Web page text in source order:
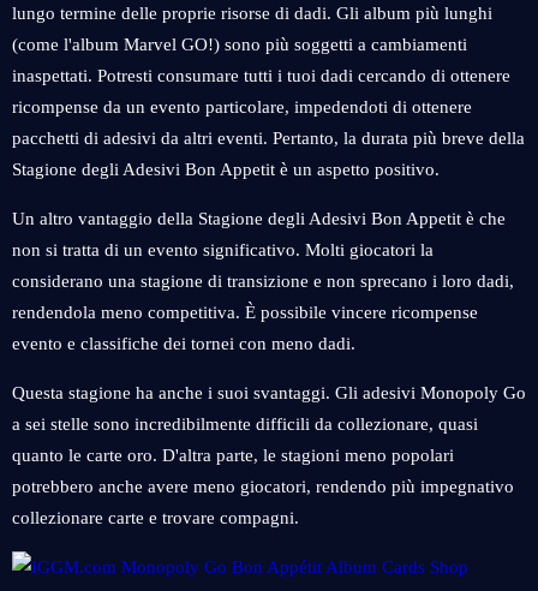
lungo termine delle proprie risorse di dadi. Gli album più lunghi
(come l'album Marvel GO!) sono più soggetti a cambiamenti
inaspettati. Potresti consumare tutti i tuoi dadi cercando di ottenere
ricompense da un evento particolare, impedendoti di ottenere
pacchetti di adesivi da altri eventi. Pertanto, la durata più breve della
Stagione degli Adesivi Bon Appetit è un aspetto positivo.
Un altro vantaggio della Stagione degli Adesivi Bon Appetit è che
non si tratta di un evento significativo. Molti giocatori la
considerano una stagione di transizione e non sprecano i loro dadi,
rendendola meno competitiva. È possibile vincere ricompense
evento e classifiche dei tornei con meno dadi.
Questa stagione ha anche i suoi svantaggi. Gli adesivi Monopoly Go
a sei stelle sono incredibilmente difficili da collezionare, quasi
quanto le carte oro. D'altra parte, le stagioni meno popolari
potrebbero anche avere meno giocatori, rendendo più impegnativo
collezionare carte e trovare compagni.